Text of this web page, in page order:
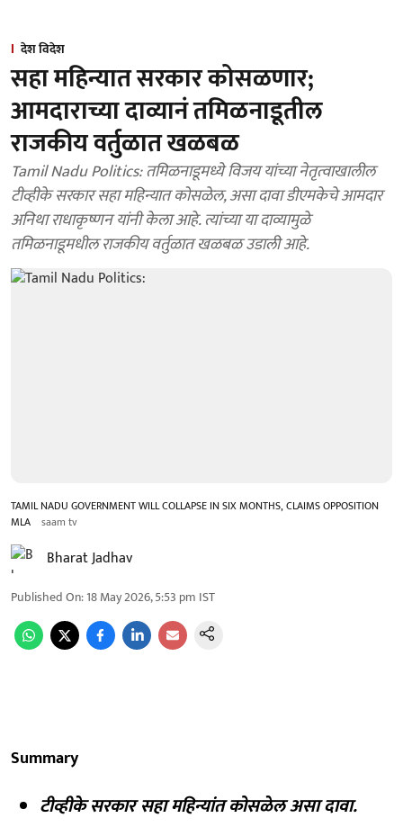
देश विदेश
सहा महिन्यात सरकार कोसळणार;
आमदाराच्या दाव्यानं तमिळनाडूतील
राजकीय वर्तुळात खळबळ
Tamil Nadu Politics: तमिळनाडूमध्ये विजय यांच्या नेतृत्वाखालील
टीव्हीके सरकार सहा महिन्यात कोसळेल, असा दावा डीएमकेचे आमदार
अनिथा राधाकृष्णन यांनी केला आहे. त्यांच्या या दाव्यामुळे
तमिळनाडूमधील राजकीय वर्तुळात खळबळ उडाली आहे.
TAMIL NADU GOVERNMENT WILL COLLAPSE IN SIX MONTHS, CLAIMS OPPOSITION
MLA saam tv
Bharat Jadhav
Published On:18 May 2026, 5:53 pm IST
Summary
टीव्हीके सरकार सहा महिन्यांत कोसळेल असा दावा.